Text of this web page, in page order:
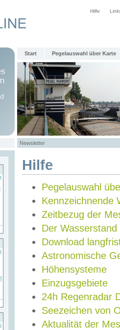
Hilfe
Start Pegelauswahl über Karte
Newsletter
Hilfe
Pegelauswahl
Kennzeichnende
Zeitbezug der
Der Wasserstand
Download
Astronomische
Höhensysteme
Einzugsgebiete
24h Regenradar
Seezeichen von
Aktualität der